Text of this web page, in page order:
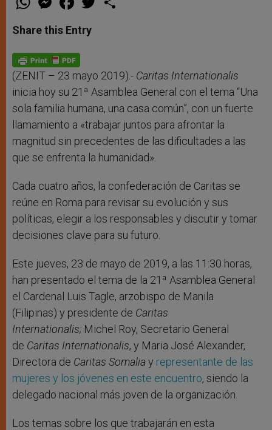
t
s
p
p
e
s
e
g
e
a
e
b
o
k
w
Share this Entry
(ZENIT – 23 mayo 2019).- Caritas Internationalis
inicia hoy su 21ª Asamblea General con el tema “Una
sola familia humana, una casa común”, con un fuerte
llamamiento a «trabajar juntos para afrontar la
magnitud sin precedentes de las dificultades a las
que se enfrenta la humanidad».
Cada cuatro años, la confederación de Caritas se
reúne en Roma para revisar su evolución y sus
políticas, elegir a los responsables y discutir y tomar
decisiones clave para su futuro.
Este jueves, 23 de mayo de 2019, a las 11:30 horas,
han presentado el tema de la 21ª Asamblea General
el Cardenal Luis Tagle, arzobispo de Manila
(Filipinas) y presidente de Caritas
Internationalis; Michel Roy, Secretario General
de Caritas Internationalis, y Maria José Alexander,
Directora de Caritas Somalia y representante de las
mujeres y los jóvenes en este encuentro, siendo la
delegado nacional más joven de la organización.
Los temas sobre los que trabajarán en esta